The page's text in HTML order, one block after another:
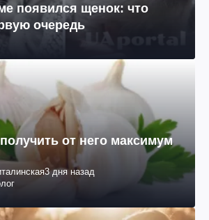
появился щенок: что
очередь
от него максимум
3 дня назад